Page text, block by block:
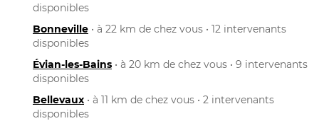
disponibles
Bonneville • à 22 km de chez vous • 12 intervenants
disponibles
Évian-les-Bains • à 20 km de chez vous • 9 intervenants
disponibles
Bellevaux • à 11 km de chez vous • 2 intervenants
disponibles